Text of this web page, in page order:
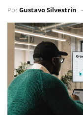
PorGustavo Silvestrin